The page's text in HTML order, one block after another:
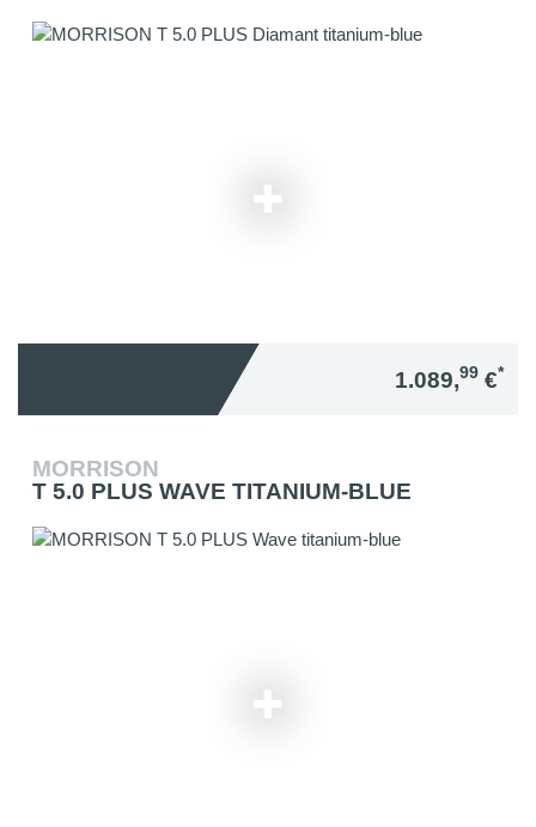
1.089,99 €*
MORRISON
T 5.0 PLUS WAVE TITANIUM-BLUE